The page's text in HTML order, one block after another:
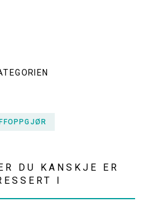
DU KANSKJE ER
I